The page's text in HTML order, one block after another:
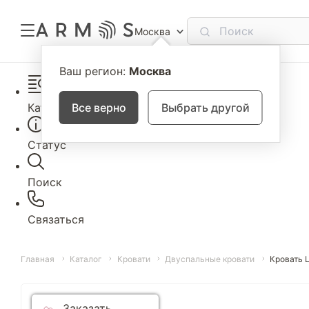
Москва
Ваш регион: Москва
Все верно Выбрать другой
Каталог
Статус
Поиск
Связаться
Главная Каталог Кровати Двуспальные кровати Кровать